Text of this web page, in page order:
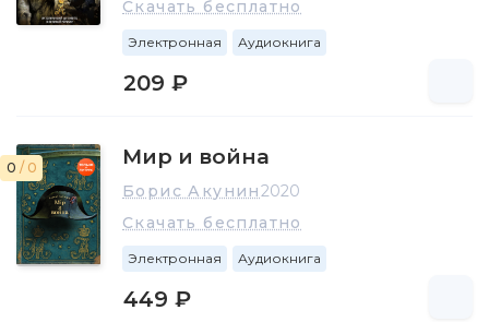
Скачать бесплатно
Электронная Аудиокнига
209 ₽
0 / 0 Мир и война
Борис Акунин2020
Скачать бесплатно
Электронная Аудиокнига
449 ₽